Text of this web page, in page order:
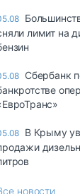
лимит на
Сбербанк
В Крыму
новости